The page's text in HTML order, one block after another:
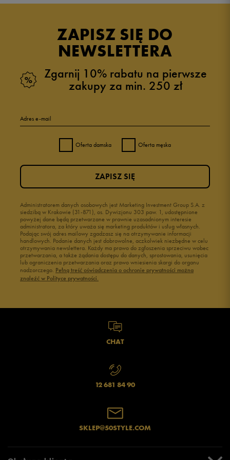
ZAPISZ SIĘ DO
NEWSLETTERA
Zgarnij 10% rabatu na pierwsze
zakupy za min. 250 zł
Adres e-mail
Oferta damska Oferta męska
Administratorem danych osobowych jest Marketing Investment Group S.A. z
siedzibą w Krakowie (31-871), os. Dywizjonu 303 paw. 1, udostępnione
powyżej dane będą przetwarzane w prawnie uzasadnionym interesie
administratora, za który uważa się marketing produktów i usług własnych.
Podając swój adres mailowy zgadzasz się na otrzymywanie informacji
handlowych. Podanie danych jest dobrowolne, aczkolwiek niezbędne w celu
otrzymywania newslettera. Każdy ma prawo do zgłoszenia sprzeciwu wobec
przetwarzania, a także żądania dostępu do danych, sprostowania, usunięcia
lub ograniczenia przetwarzania oraz prawo wniesienia skargi do organu
nadzorczego. Pełną treść oświadczenia o ochronie prywatności można
znaleźć w Polityce prywatności.
ZAPISZ SIĘ
CHAT
12 681 84 90
SKLEP@50STYLE.COM